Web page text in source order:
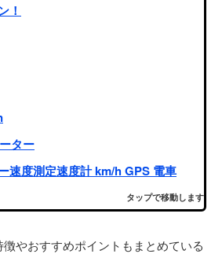
！
ター
速度測定速度計 km/h GPS 電車
タップで移動します
やおすすめポイントもまとめている